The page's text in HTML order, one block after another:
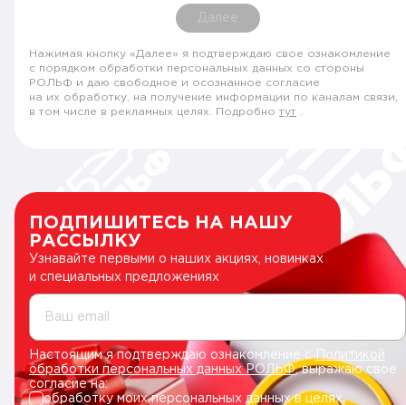
Далее
Нажимая кнопку «Далее» я подтверждаю свое ознакомление
с порядком обработки персональных данных со стороны
РОЛЬФ и даю свободное и осознанное согласие
на их обработку, на получение информации по каналам связи,
в том числе в рекламных целях. Подробно тут
ПОДПИШИТЕСЬ НА НАШУ
РАССЫЛКУ
Узнавайте первыми о наших акциях, новинках
и специальных предложениях
Ваш email
Настоящим я подтверждаю ознакомление сПолитикой
обработки персональных данных РОЛЬФ, выражаю свое
согласие на:
обработку моих персональных данных в целях